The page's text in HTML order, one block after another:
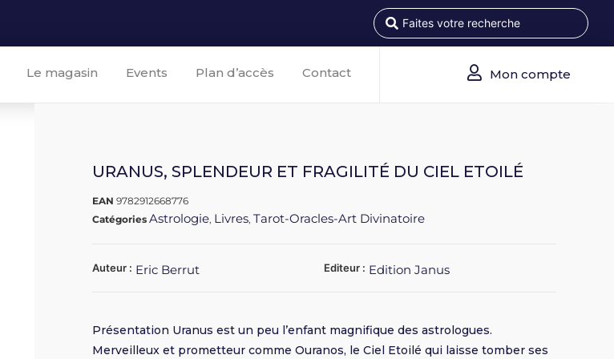
Le magasin Events Plan d’accès Contact Mon compte
URANUS, SPLENDEUR ET FRAGILITÉ DU CIEL ETOILÉ
EAN9782912668776
CatégoriesAstrologie, Livres,Tarot-Oracles-Art Divinatoire
Auteur : Eric Berrut Editeur : Edition Janus
Présentation Uranus est un peu l’enfant magnifique des astrologues.
Merveilleux et prometteur comme Ouranos, le Ciel Etoilé qui laisse tomber ses